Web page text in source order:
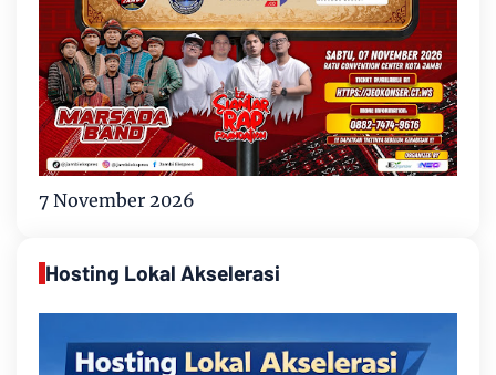
7 November 2026
Hosting Lokal Akselerasi